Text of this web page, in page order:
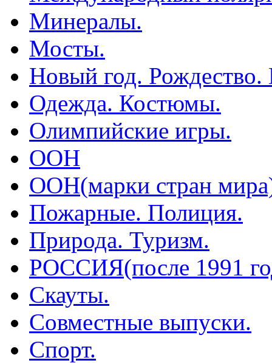
Минералы.
Мосты.
Новый год. Рождество.
Одежда. Костюмы.
Олимпийские игры.
ООН
ООН(марки стран
Пожарные. Полиция.
Природа. Туризм.
РОССИЯ(после 1991
Скауты.
Совместные выпуски.
Спорт.